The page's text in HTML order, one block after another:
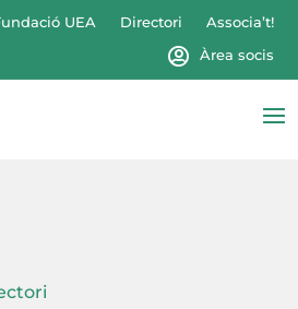
UEA Directori
Associa’t!
Àrea socis